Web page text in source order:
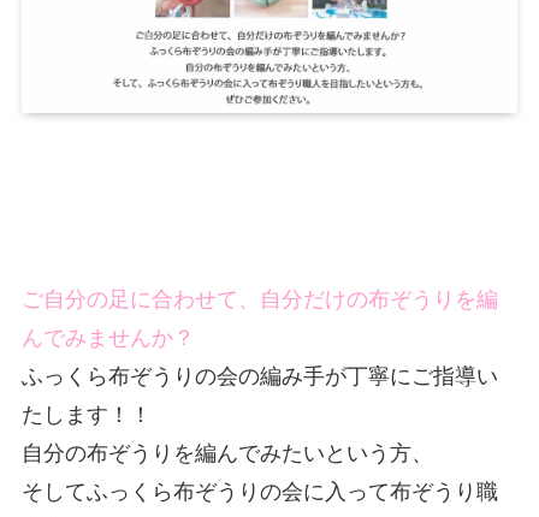
ご自分の足に合わせて、自分だけの布ぞうりを編
んでみませんか？
ふっくら布ぞうりの会の編み手が丁寧にご指導い
たします！！
自分の布ぞうりを編んでみたいという方、
そしてふっくら布ぞうりの会に入って布ぞうり職